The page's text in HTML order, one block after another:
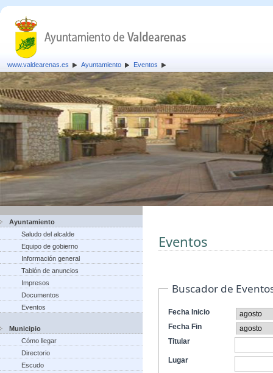
www.valdearenas.es Ayuntamiento Eventos
Ayuntamiento
Saludo del alcalde
Equipo de gobierno
Información general
Tablón de anuncios
Impresos
Documentos
Eventos
Municipio
Cómo llegar
Directorio
Escudo
Eventos
Buscador de
Fecha Inicio
Fecha Fin
Titular
Lugar